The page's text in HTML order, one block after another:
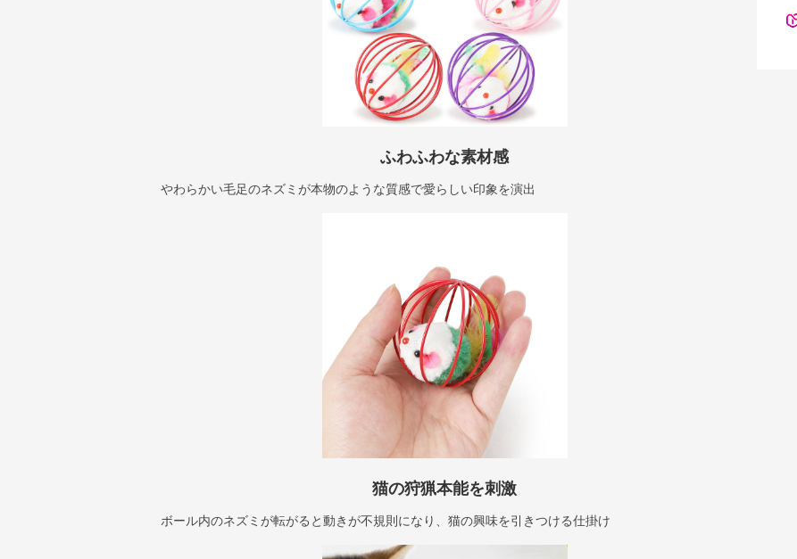
ふわふわな素材感
やわらかい毛足のネズミが本物のような質感で愛らしい印象を演出
猫の狩猟本能を刺激
ボール内のネズミが転がると動きが不規則になり、猫の興味を引きつける仕掛け